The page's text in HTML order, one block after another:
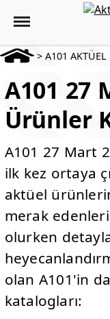
> A101 AKTÜEL
A101 27
Ürünler
A101 27 Mart
ilk kez ortaya
aktüel
merak
olurken
olan A101'in
katalogları: